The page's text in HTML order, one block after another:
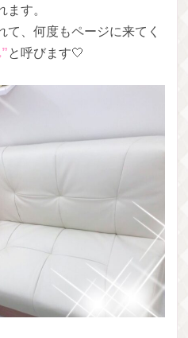
ます。
て、何度もページに来てく
と呼びます🤍